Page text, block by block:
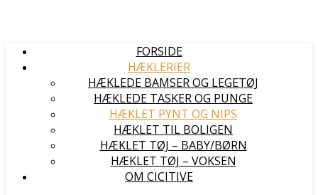
FORSIDE
HÆKLERIER
HÆKLEDE BAMSER OG LEGETØJ
HÆKLEDE TASKER OG PUNGE
HÆKLET PYNT OG NIPS
HÆKLET TIL BOLIGEN
HÆKLET TØJ – BABY/BØRN
HÆKLET TØJ – VOKSEN
OM CICITIVE